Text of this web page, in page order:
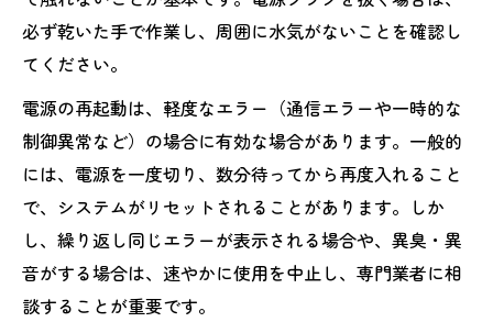
必ず乾いた手で作業し、周囲に水気がないことを確認し
てください。
電源の再起動は、軽度なエラー（通信エラーや一時的な
制御異常など）の場合に有効な場合があります。一般的
には、電源を一度切り、数分待ってから再度入れること
で、システムがリセットされることがあります。しか
し、繰り返し同じエラーが表示される場合や、異臭・異
音がする場合は、速やかに使用を中止し、専門業者に相
談することが重要です。